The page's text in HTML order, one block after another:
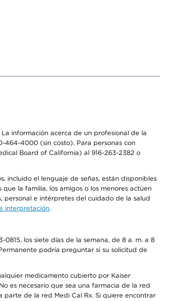
información acerca de un profesional de la
464-4000 (sin costo). Para personas con
Board of California) al 916-263-2382 o
incluido el lenguaje de señas, están disponibles
la familia, los amigos o los menores actúen
personal e intérpretes del cuidado de la salud
interpretación.
los siete días de la semana, de 8 a. m. a 8
podría preguntar si su solicitud de
medicamento cubierto por Kaiser
es necesario que sea una farmacia de la red
parte de la red Medi Cal Rx. Si quiere encontrar